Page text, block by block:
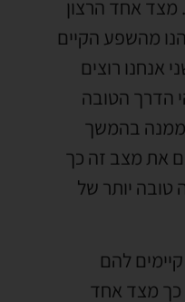
מצד אחד הרצון
מהשפע הקיים
אנחנו רוצים
הדרך הטובה
ממנה בהמשך
את מצב זה כך
טובה יותר של
להם
כך מצד אחד